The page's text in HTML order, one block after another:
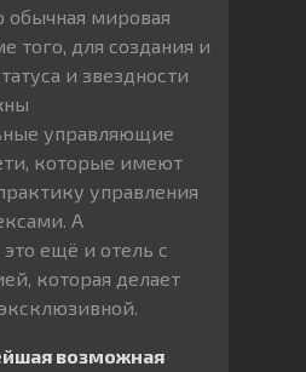
обычная мировая
того, для создания и
и звездности
управляющие
которые имеют
управления
А
ещё и отель с
которая делает
возможная